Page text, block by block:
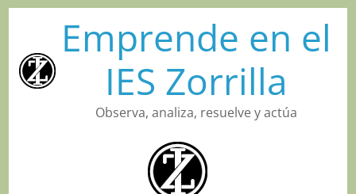
contenidoEmprende en el
IES Zorrilla
Observa, analiza, resuelve y actúa
Eventful Locations?